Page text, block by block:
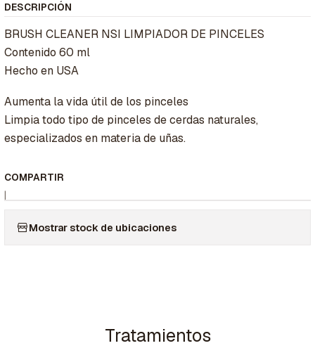
DESCRIPCIÓN
BRUSH CLEANER NSI LIMPIADOR DE PINCELES
Contenido 60 ml
Hecho en USA
Aumenta la vida útil de los pinceles
Limpia todo tipo de pinceles de cerdas naturales,
especializados en materia de uñas.
COMPARTIR
|
Mostrar stock de ubicaciones
Tratamientos